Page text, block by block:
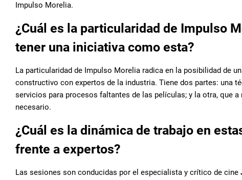
Impulso Morelia.
¿Cuál es la particularidad de Impulso
tener una iniciativa como esta?
La particularidad de Impulso Morelia radica en la posibilidad de
constructivo con expertos de la industria. Tiene dos partes: una
servicios para procesos faltantes de las películas; y la otra, que
necesario.
¿Cuál es la dinámica de trabajo en
frente a expertos?
Las sesiones son conducidas por el especialista y crítico de cine